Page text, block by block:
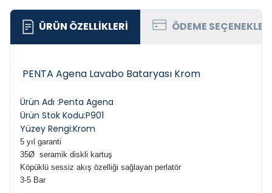
ÜRÜN ÖZELLIKLERI ÖDEME
PENTA Agena Lavabo Bataryası Krom
Ürün Adı :Penta Agena
Ürün Stok Kodu:P901
Yüzey Rengi:Krom
5 yıl garanti
35Ø seramik diskli kartuş
Köpüklü sessiz akış özelliği sağlayan perlatör
3-5 Bar